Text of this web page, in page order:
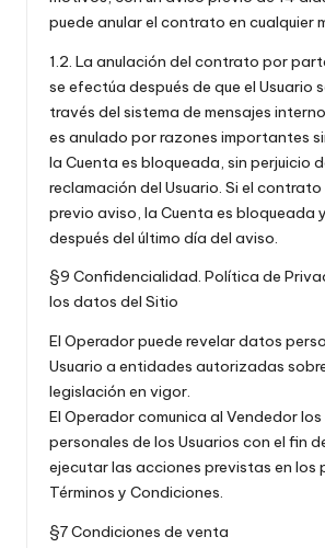
puede anular el contrato en cualquier
1.2. La anulación del contrato por
se efectúa después de que el Usuario
través del sistema de mensajes
es anulado por razones importantes
la Cuenta es bloqueada, sin perjuicio
reclamación del Usuario. Si el
previo aviso, la Cuenta es bloqueada
después del último día del aviso.
§9 Confidencialidad. Política de
los datos del Sitio
El Operador puede revelar datos
Usuario a entidades autorizadas
legislación en vigor.
El Operador comunica al Vendedor
personales de los Usuarios con el fin
ejecutar las acciones previstas en los
Términos y Condiciones.
§7 Condiciones de venta